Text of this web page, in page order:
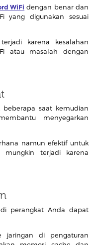
WiFi dengan benar dan
yang digunakan sesuai
karena kesalahan
atau masalah dengan
saat kemudian
menyegarkan
namun efektif untuk
mungkin terjadi karena
perangkat Anda dapat
jaringan di pengaturan